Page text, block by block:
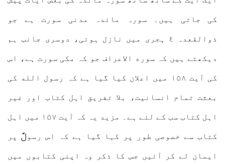
کی جاتی ہیں۔ سورہ مائدہ مدنی سورت ہے جو
ذوالقعدہ ٤ ہجری میں نازل ہوئی، دوسری جانب ہم
دیکھتے ہیں کہ سوره الاعراف جو کہ مکی سورت ہے، اس
کی آیت ۱۵۸ میں اعلان کیا گیا ہے کہ رسول الله کی
بعثت تمام انسانیت، بلا تفریق اہل کتاب اور غیر
اہل کتاب سب کے لئے ہے۔ مزید یہ کہ آیت ۱۵۷ میں اہل
کتاب سے خصوصی طور پر کہا گیا ہے کہ اس رسولؐ پر
ایمان لے کر آئیں جس کا ذکر وہ اپنی کتابوں میں